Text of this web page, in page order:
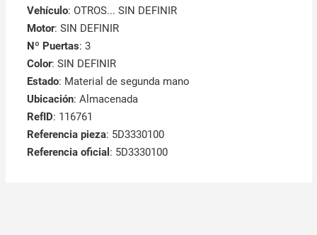
Vehículo: OTROS... SIN DEFINIR
Motor: SIN DEFINIR
Nº Puertas: 3
Color: SIN DEFINIR
Estado: Material de segunda mano
Ubicación: Almacenada
RefID: 116761
Referencia pieza: 5D3330100
Referencia oficial : 5D3330100